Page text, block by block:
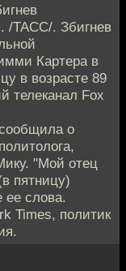
/ТАСС/. Збигнев
Картера в
в возрасте 89
телеканал Fox
о
"Мой отец
пятницу)
ее слова.
Times, политик